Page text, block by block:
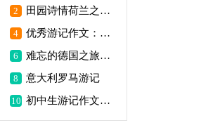
2 田园诗情荷兰之旅游记
4 优秀游记作文：难忘的美国之旅
6 难忘的德国之旅游记
8 意大利罗马游记
10 初中生游记作文：我征服了泰山